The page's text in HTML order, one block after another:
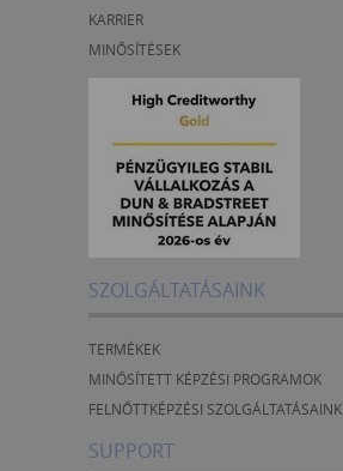
KARRIER
MINŐSÍTÉSEK
SZOLGÁLTATÁSAINK
TERMÉKEK
MINŐSÍTETT KÉPZÉSI PROGRAMOK
FELNŐTTKÉPZÉSI SZOLGÁLTATÁSAINK
SUPPORT